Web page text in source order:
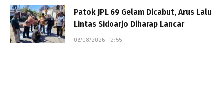
Patok JPL 69 Gelam Dicabut, Arus Lalu
Lintas Sidoarjo Diharap Lancar
06/08/2026 - 12:55